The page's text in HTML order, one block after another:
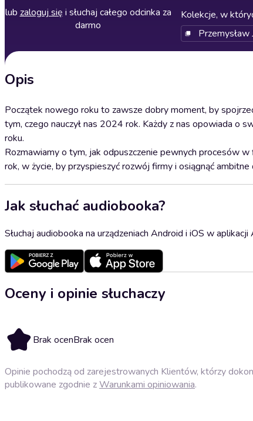
lub zaloguj się i słuchaj całego odcinka za
darmo
Kolekcje, w
Przemysław
Opis
Początek nowego roku to zawsze dobry moment, by
tym, czego nauczył nas 2024 rok. Każdy z nas opowiada o
roku.
Rozmawiamy o tym, jak odpuszczenie pewnych procesów
rok, w życie, by przyspieszyć rozwój firmy i osiągnąć ambitne
Jak słuchać audiobooka?
Słuchaj audiobooka na urządzeniach Android i iOS w
Oceny i opinie słuchaczy
Brak ocenBrak ocen
Opinie pochodzą od zarejestrowanych Klientów, którzy
publikowane zgodnie zWarunkami opiniowania.